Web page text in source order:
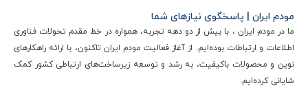
بر ثانیه در شبکه نسل چهارم پشتیبانی می‌کند. این مودم با
قابلیت پشتیبانی از سیم‌کارت نانو و ارتباط دو بانده وای‌فای در
فرکانس‌های 2.4 گیگاهرتز (با سرعت 300 مگابیت بر ثانیه) و 5
مودم ایران | پاسخگوی نیازهای شما
ما در مودم ایران ، با بیش از دو دهه تجربه، همواره در خط مقدم تحولات فناوری
اطلاعات و ارتباطات بوده‌ایم. از آغاز فعالیت مودم ایران تاکنون، با ارائه راهکارهای
نوین و محصولات باکیفیت، به رشد و توسعه زیرساخت‌های ارتباطی کشور کمک
شایانی کرده‌ایم.